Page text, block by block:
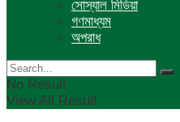
সোস্যাল মিডিয়া
গণমাধ্যম
অপরাধ
No Result
View All Result